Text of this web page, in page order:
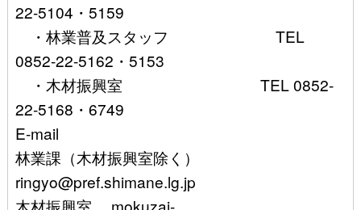
22-5104・5159
・林業普及スタッフ TEL
0852-22-5162・5153
・木材振興室 TEL 0852-
22-5168・6749
E-mail
林業課（木材振興室除く）
ringyo@pref.shimane.lg.jp